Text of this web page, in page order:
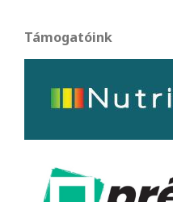
Támogatóink